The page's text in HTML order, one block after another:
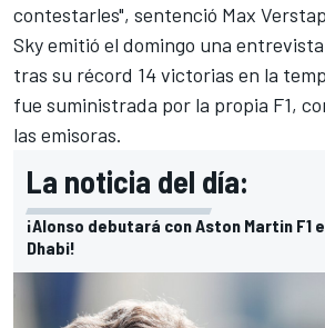
contestarles", sentenció Max
Sky emitió el domingo una
tras su récord 14 victorias en la
fue suministrada por la propia F1,
las emisoras.
La noticia del día:
¡Alonso debutará con Aston Martin F1
Dhabi!